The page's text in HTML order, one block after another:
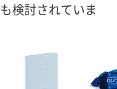
検討されていま